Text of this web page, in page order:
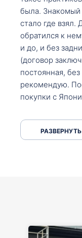
была. Знакомый
стало где взял.
обратился к
и до, и без
(договор
постоянная,
рекомендую.
покупки с
что заполнить,
приехал заРАЗВЕРНУТЬ